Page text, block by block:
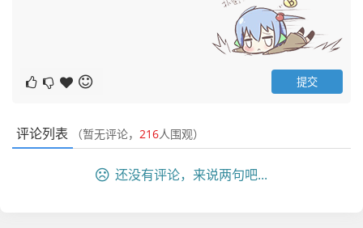
评论列表 （暂无评论， 216人围观）
还没有评论，来说两句吧...